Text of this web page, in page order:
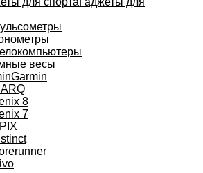
весы
Garmin
8
7